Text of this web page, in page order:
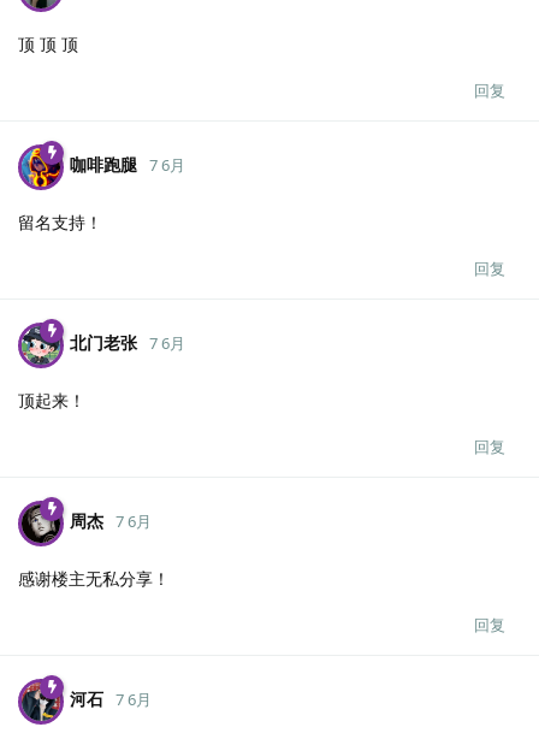
顶 顶 顶
回复
咖啡跑腿 7 6月
留名支持！
回复
北门老张 7 6月
顶起来！
回复
周杰 7 6月
感谢楼主无私分享！
回复
河石 7 6月